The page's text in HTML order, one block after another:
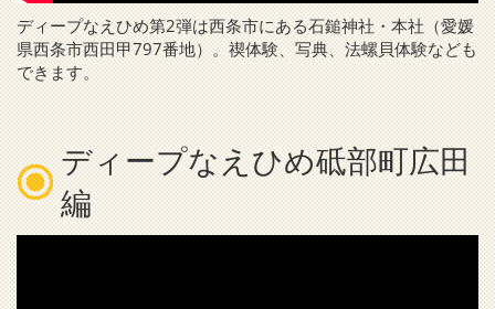
ディープなえひめ第2弾は西条市にある石鎚神社・本社（愛媛
県西条市西田甲797番地）。禊体験、写典、法螺貝体験なども
できます。
ディープなえひめ砥部町広田
編